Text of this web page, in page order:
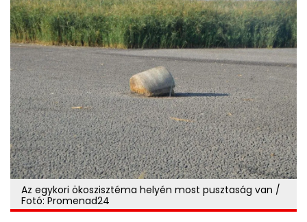
Az egykori ökoszisztéma helyén most pusztaság van /
Fotó: Promenad24